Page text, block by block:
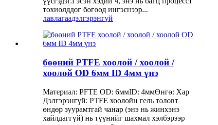
тохиолддог бөгөөд ингэснээр...
лавлагаадэлгэрэнгүй
бөөний PTFE хоолой / хоолой /
хоолой OD 6мм ID 4мм үнэ
Материал: PFTE OD: 6ммID: 4ммӨнгө: Хар
Дэлгэрэнгүй: PTFE хоолойн гель төлөвт
өндөр зуурамтгай чанар (энэ нь жинхэнэ
хайлдаггүй) нь түүнийг шахмал хэлбэрээр